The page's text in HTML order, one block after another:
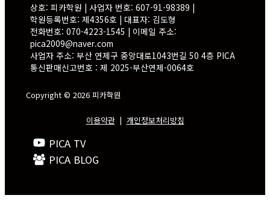
상호: 피카학원 | 사업자 번호: 607-91-98389 |
학원등록번호: 제4356호 | 대표자: 김도형
전화번호: 070-4223-1545 | 이메일 주소:
pica2009@naver.com
사업자 주소: 부산 연제구 중앙대로1043번길 50 4층 PICA
통신판매신고번호 : 제 2025-부산연제-0064호
Copyright © 2026 피카학원
이용약관| 개인정보처리방침
PICA TV
PICA BLOG